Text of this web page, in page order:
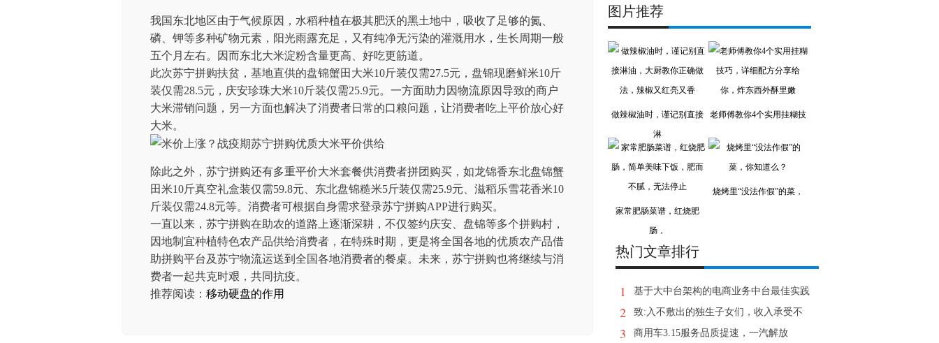
我国东北地区由于气候原因，水稻种植在极其肥沃的黑土地中，吸收了足够的氮、
磷、钾等多种矿物元素，阳光雨露充足，又有纯净无污染的灌溉用水，生长周期一般
五个月左右。因而东北大米淀粉含量更高、好吃更筋道。
此次苏宁拼购扶贫，基地直供的盘锦蟹田大米10斤装仅需27.5元，盘锦现磨鲜米10斤
装仅需28.5元，庆安珍珠大米10斤装仅需25.9元。一方面助力因物流原因导致的商户
大米滞销问题，另一方面也解决了消费者日常的口粮问题，让消费者吃上平价放心好
大米。
除此之外，苏宁拼购还有多重平价大米套餐供消费者拼团购买，如龙锦香东北盘锦蟹
田米10斤真空礼盒装仅需59.8元、东北盘锦糙米5斤装仅需25.9元、滋稻乐雪花香米10
斤装仅需24.8元等。消费者可根据自身需求登录苏宁拼购APP进行购买。
一直以来，苏宁拼购在助农的道路上逐渐深耕，不仅签约庆安、盘锦等多个拼购村，
因地制宜种植特色农产品供给消费者，在特殊时期，更是将全国各地的优质农产品借
助拼购平台及苏宁物流运送到全国各地消费者的餐桌。未来，苏宁拼购也将继续与消
费者一起共克时艰，共同抗疫。
推荐阅读： 移动硬盘的作用
图片推荐
做辣椒油时，谨记别直接
淋
老师傅教你4个实用挂糊技
家常肥肠菜谱，红烧肥
肠，
烧烤里“没法作假”的菜，
热门文章排行
1 基于大中台架构的电商业务中台最佳实践
2 致:入不敷出的独生子女们，收入承受不
3 商用车3.15服务品质提速，一汽解放